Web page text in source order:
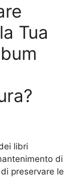
Tua
libri
di
preservare le